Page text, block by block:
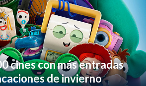
cines con más entradas
de invierno